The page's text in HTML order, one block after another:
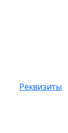
Реквизиты